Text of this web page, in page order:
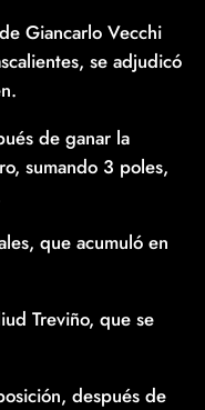
Giancarlo Vecchi
se adjudicó
de ganar la
sumando 3 poles,
que acumuló en
Treviño, que se
después de